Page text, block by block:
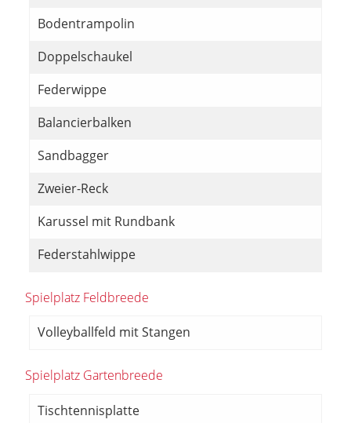
Bodentrampolin
Doppelschaukel
Federwippe
Balancierbalken
Sandbagger
Zweier-Reck
Karussel mit Rundbank
Federstahlwippe
Spielplatz Feldbreede
Volleyballfeld mit Stangen
Spielplatz Gartenbreede
Tischtennisplatte